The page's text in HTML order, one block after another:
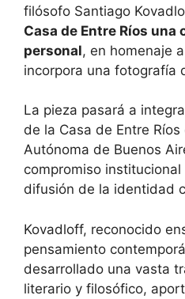
filósofo Santiago
Casa de Entre Ríos una
personal, en homenaje
incorpora una fotografía
La pieza pasará a
de la Casa de Entre Ríos
Autónoma de Buenos
compromiso
difusión de la identidad
Kovadloff, reconocido
pensamiento
desarrollado una vasta
literario y filosófico,